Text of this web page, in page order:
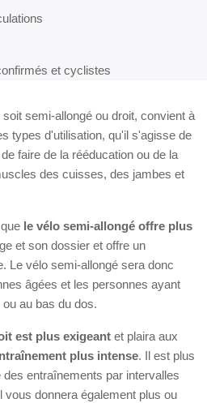
et cyclistes
semi-allongé ou droit, convient à
types d'utilisation, qu'il s'agisse de
faire de la rééducation ou de la
des cuisses, des jambes et
le vélo semi-allongé offre plus
et son dossier et offre un
Le vélo semi-allongé sera donc
âgées et les personnes ayant
au bas du dos.
est plus exigeant et plaira aux
plus intense. Il est plus
entraînements par intervalles
donnera également plus ou